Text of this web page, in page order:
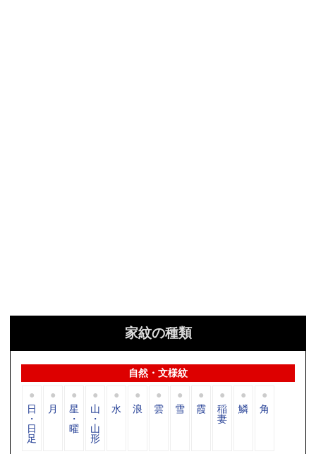
家紋の種類
自然・文様紋
日
・
日
足
月 星
・
曜
山
・
山
形
水 浪 雲 雪 霞 稲
妻
鱗 角